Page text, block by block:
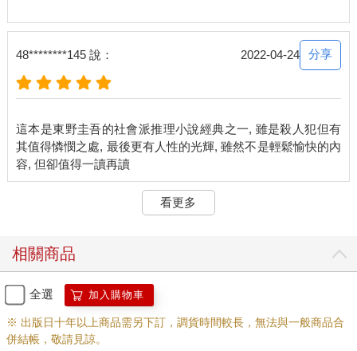
石神在清洲橋前走上了階梯。如果要去高中，就必須在這裡過
馬路旁有一家店掛著「弁天亭」的招牌，那是一家規模不大的便
當店。石神打開了玻璃門。
「歡迎光臨，早安。」櫃檯內傳來一個令石神感到熟悉，卻總是
笑。
店內沒有其他客人，這令他更加喜不自禁。
「呃，我要招牌便當……」
「好，一個招牌便當，謝謝你的惠顧。」
雖然她的聲音聽起來很開朗，但石神不知道她臉上露出了什麼表
何話題。
他在付錢時，才終於擠出一句「今天真冷」，但他小聲嘟囔的聲
音被下一個客人打開玻璃門的聲音淹沒，靖子的注意力也被新來
的客人吸引了。
石神拎著便當離開後走向了清洲橋。他特地繞遠路就是為了去
「弁天亭」。早上的通勤時間過後，是「弁天亭」的空閒時間，
48********145 說： 2022-04-24 分享
這本是東野圭吾的社會派推理小說經典之一, 雖是殺人犯但有
其值得憐憫之處, 最後更有人性的光輝, 雖然不是輕鬆愉快的內
容, 但卻值得一讀再讀
看更多
相關商品
全選 加入購物車
※ 出版日十年以上商品需另下訂，調貨時間較長，無法與一般商品合
併結帳，敬請見諒。